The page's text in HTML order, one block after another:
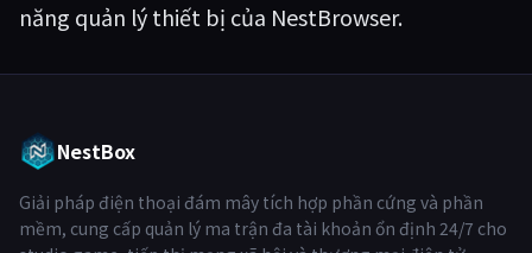
năng quản lý thiết bị của NestBrowser.
NestBox
Giải pháp điện thoại đám mây tích hợp phần cứng và phần
mềm, cung cấp quản lý ma trận đa tài khoản ổn định 24/7 cho